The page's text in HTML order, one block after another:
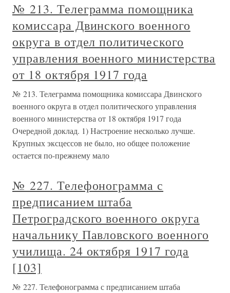
№ 213. Телеграмма помощника
комиссара Двинского военного
округа в отдел политического
управления военного министерства
от 18 октября 1917 года
№ 213. Телеграмма помощника комиссара Двинского
военного округа в отдел политического управления
военного министерства от 18 октября 1917 года
Очередной доклад. 1) Настроение несколько лучше.
Крупных эксцессов не было, но общее положение
остается по-прежнему мало
№ 227. Телефонограмма с
предписанием штаба
Петроградского военного округа
начальнику Павловского военного
училища. 24 октября 1917 года
[103]
№ 227. Телефонограмма с предписанием штаба